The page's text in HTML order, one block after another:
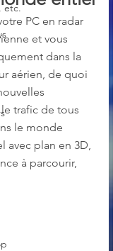
etc.
PC en radar
et vous
dans la
aérien, de quoi
trafic de tous
le monde
avec plan en 3D,
à parcourir,